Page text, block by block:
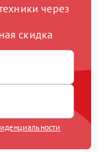
через
скидка